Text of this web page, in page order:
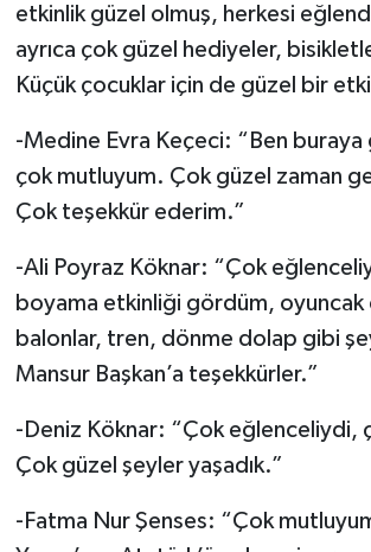
etkinlik güzel olmuş, herkesi
ayrıca çok güzel hediyeler,
Küçük çocuklar için de güzel bir
-Medine Evra Keçeci: “Ben buraya
çok mutluyum. Çok güzel zaman
Çok teşekkür ederim.”
-Ali Poyraz Köknar: “Çok
boyama etkinliği gördüm, oyuncak
balonlar, tren, dönme dolap gibi
Mansur Başkan’a teşekkürler.”
-Deniz Köknar: “Çok eğlenceliydi,
Çok güzel şeyler yaşadık.”
-Fatma Nur Şenses: “Çok